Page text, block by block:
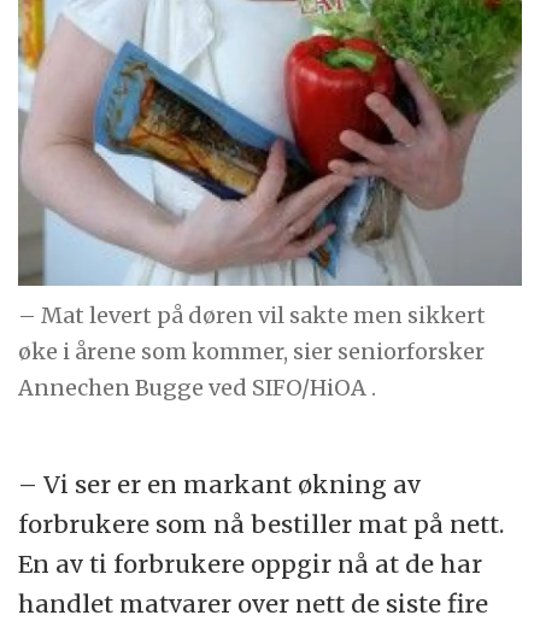
– Mat levert på døren vil sakte men sikkert
øke i årene som kommer, sier seniorforsker
Annechen Bugge ved SIFO/HiOA .
– Vi ser er en markant økning av
forbrukere som nå bestiller mat på nett.
En av ti forbrukere oppgir nå at de har
handlet matvarer over nett de siste fire